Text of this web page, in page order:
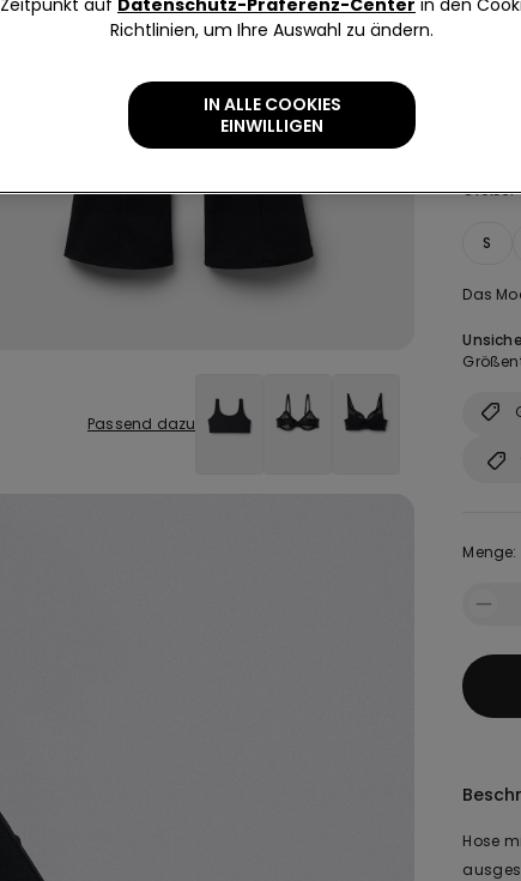
Passend dazu
Größe:
S
Das
Menge:
Hose
Zeitpunkt auf Datenschutz-Präferenz-Center in den
Richtlinien, um Ihre Auswahl zu ändern.
IN ALLE COOKIES
EINWILLIGEN